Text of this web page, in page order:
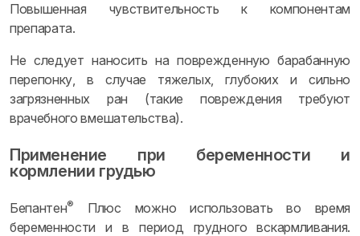
Повышенная чувствительность к компонентам
препарата.
Не следует наносить на поврежденную барабанную
перепонку, в случае тяжелых, глубоких и сильно
загрязненных ран (такие повреждения требуют
врачебного вмешательства).
Применение при беременности и
кормлении грудью
Бепантен®
Плюс можно использовать во время
беременности и в период грудного вскармливания.